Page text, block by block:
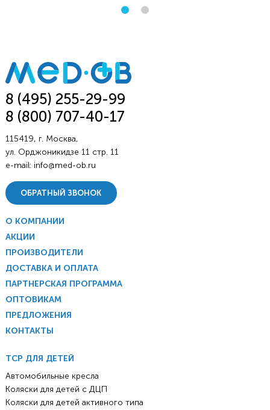
8 (495) 255-29-99
8 (800) 707-40-17
115419, г. Москва,
ул. Орджоникидзе 11 стр. 11
e-mail: info@med-ob.ru
ОБРАТНЫЙ ЗВОНОК
О КОМПАНИИ
АКЦИИ
ПРОИЗВОДИТЕЛИ
ДОСТАВКА И ОПЛАТА
ПАРТНЕРСКАЯ ПРОГРАММА
ОПТОВИКАМ
ПРЕДЛОЖЕНИЯ
КОНТАКТЫ
ТСР ДЛЯ ДЕТЕЙ
Автомобильные кресла
Коляски для детей с ДЦП
Коляски для детей активного типа